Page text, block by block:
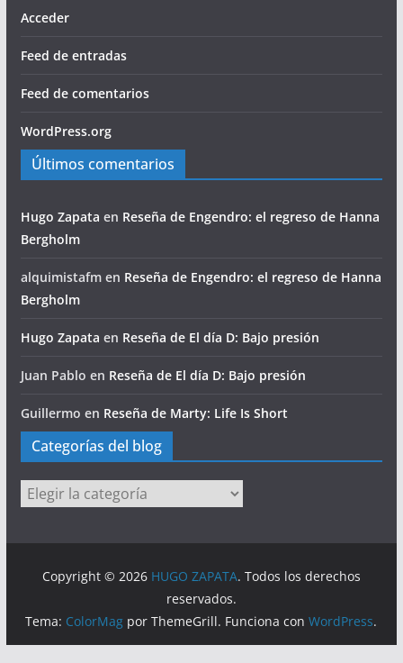
Acceder
Feed de entradas
Feed de comentarios
WordPress.org
Últimos comentarios
Hugo Zapata en Reseña de Engendro: el regreso de Hanna
Bergholm
alquimistafmen Reseña de Engendro: el regreso de Hanna
Bergholm
Hugo Zapata en Reseña de El día D: Bajo presión
Juan Pablo en Reseña de El día D: Bajo presión
Guillermo en Reseña de Marty: Life Is Short
Categorías del blog
Categorías
del
Copyright © 2026 HUGO ZAPATA. Todos los derechos
reservados.
Tema: ColorMag por ThemeGrill. Funciona conWordPress.